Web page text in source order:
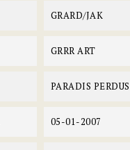
GRARD/JAK
GRRR ART
PARADIS PERDUS
05-01-2007